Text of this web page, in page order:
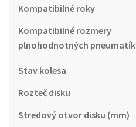
Kompatibilné roky
Kompatibilné rozmery
plnohodnotných pneumatík
Stav kolesa
Rozteč disku
Stredový otvor disku (mm)